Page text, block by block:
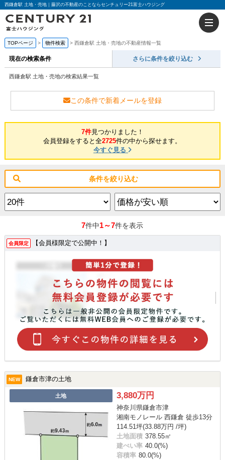
西鎌倉駅 土地・売地｜藤沢の不動産のことならセンチュリー21富士ハウジング
TOPページ 物件検索 西鎌倉駅 土地・売地の不動産情報一覧
現在の検索条件 さらに条件を絞り込む
西鎌倉駅 土地・売地の検索結果一覧
この条件で新着メールを登録
7件見つかりました！
会員登録をすると全2725件の中から探せます。
今すぐ見る
条件を絞り込む
7件中1～7件を表示
会員限定 【会員様限定で公開中！】
NEW 鎌倉市津の土地
土地 3,880万円
神奈川県鎌倉市津
湘南モノレール 西鎌倉 徒歩13分
114.51坪(33.88万円 /坪)
土地面積 378.55㎡
建ぺい率 40.0(%)
容積率 80.0(%)